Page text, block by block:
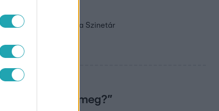
Alinda bevádolta Szinetár
nem öltem meg?”